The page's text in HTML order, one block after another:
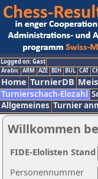
Logged on: Gast
Arabic ARM AZE BIH BUL CAT
Home TurnierDB
Turnierschach-Elozahl
Allgemeines Turnier
Willkommen
Personennummer
FIDE-Elolisten Stand